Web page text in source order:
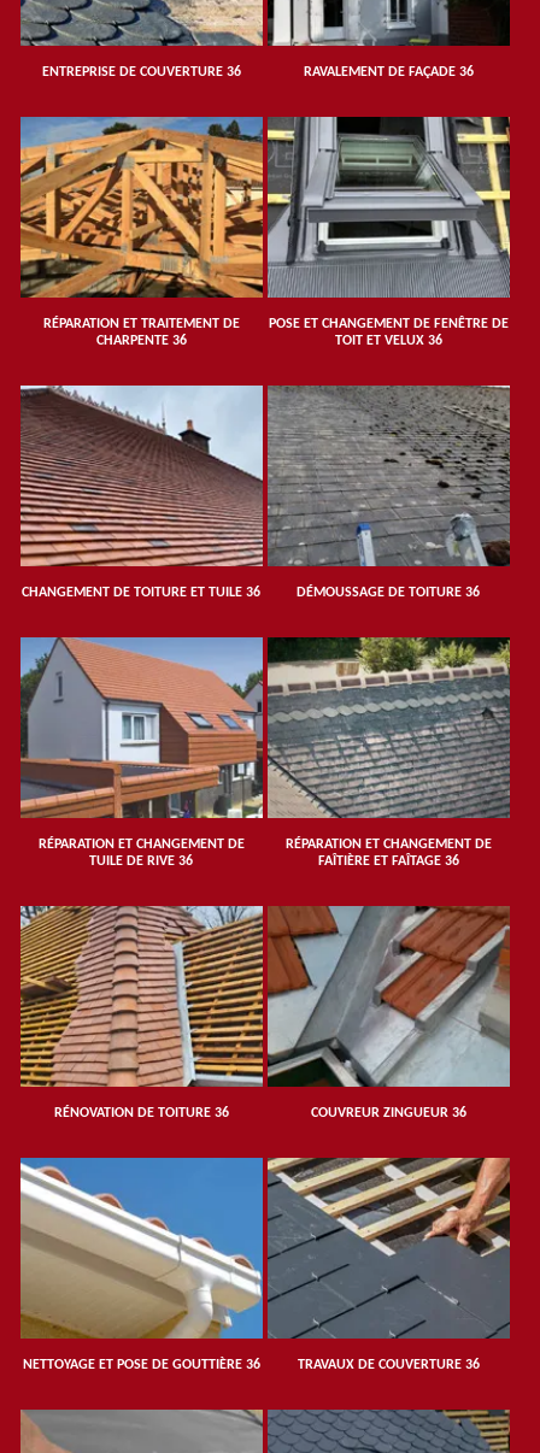
ENTREPRISE DE COUVERTURE 36 RAVALEMENT DE FAÇADE 36
RÉPARATION ET TRAITEMENT DE
CHARPENTE 36
POSE ET CHANGEMENT DE FENÊTRE DE
TOIT ET VELUX 36
CHANGEMENT DE TOITURE ET TUILE 36 DÉMOUSSAGE DE TOITURE 36
RÉPARATION ET CHANGEMENT DE
TUILE DE RIVE 36
RÉPARATION ET CHANGEMENT DE
FAÎTIÈRE ET FAÎTAGE 36
RÉNOVATION DE TOITURE 36 COUVREUR ZINGUEUR 36
NETTOYAGE ET POSE DE GOUTTIÈRE 36 TRAVAUX DE COUVERTURE 36